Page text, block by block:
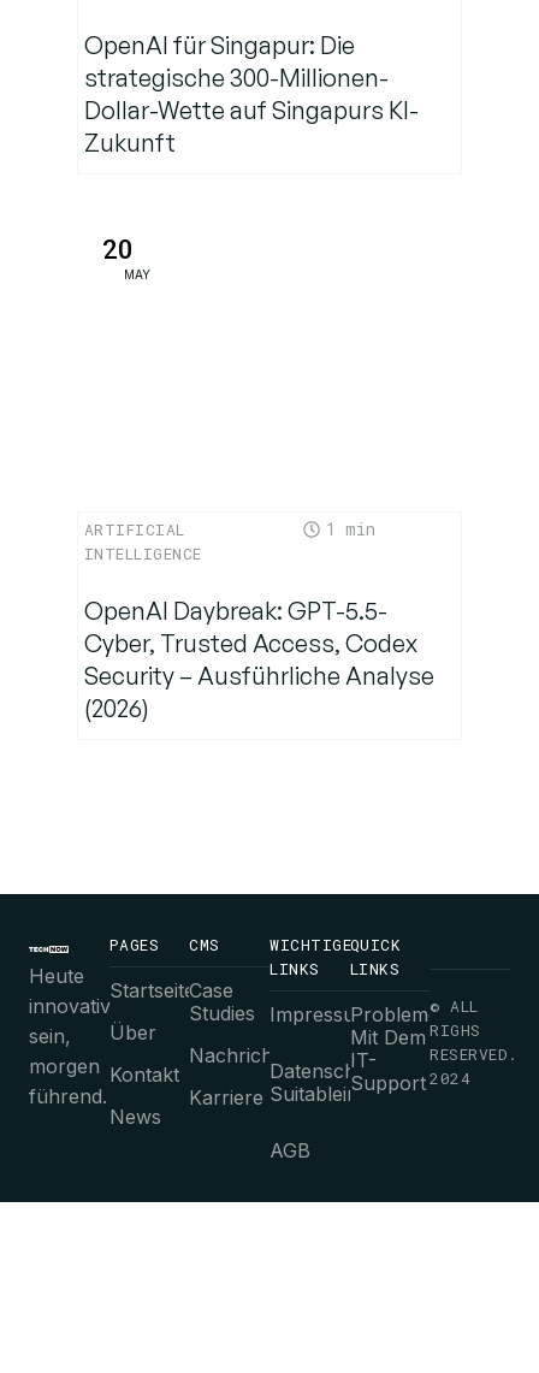
OpenAI für Singapur: Die
strategische 300-Millionen-
Dollar-Wette auf Singapurs KI-
Zukunft
20
MAY
ARTIFICIAL
INTELLIGENCE
1
OpenAI Daybreak: GPT-5.5-
Cyber, Trusted Access, Codex
Security – Ausführliche Analyse
(2026)
Heute
innovativ
sein,
morgen
führend.
PAGES
Startseite
Über
Kontakt
News
CMS
Case
Studies
Nachrichten
Karriere
WICHTIGE
LINKS
Impressum
Datenschutz-
Suitableimmungen
AGB
QUICK
LINKS
Probleme
Mit Dem
IT-
Support
© ALL
RIGHS
RESERVED.
2024